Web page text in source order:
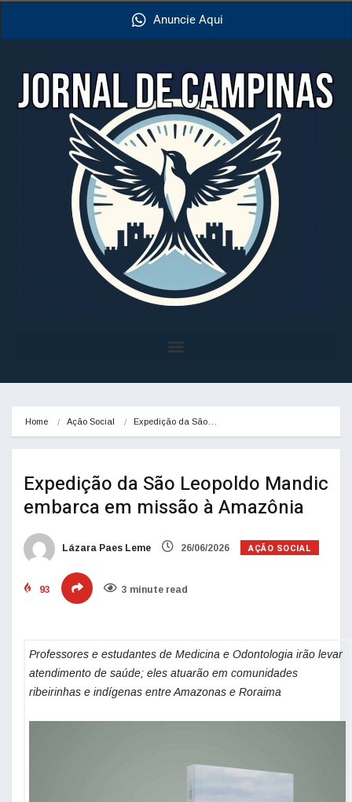
Anuncie Aqui
Home Ação Social Expedição da São…
Expedição da São Leopoldo Mandic
embarca em missão à Amazônia
Lázara Paes Leme 26/06/2026 AÇÃO SOCIAL
93 3 minute read
Professores e estudantes de Medicina e Odontologia irão levar
atendimento de saúde; eles atuarão em comunidades
ribeirinhas e indígenas entre Amazonas e Roraima